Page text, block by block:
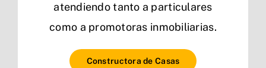
atendiendo tanto a particulares
como a promotoras inmobiliarias.
Constructora de Casas